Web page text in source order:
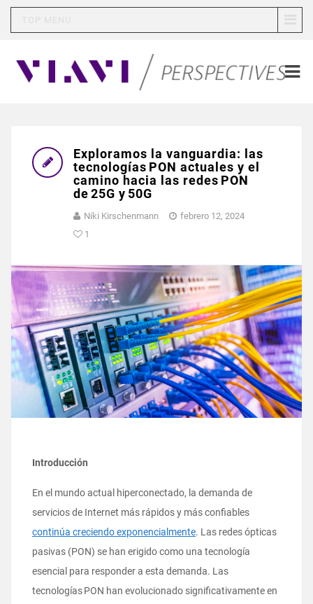
Exploramos la vanguardia: las
tecnologías PON actuales y el
camino hacia las redes PON
de 25G y 50G
Niki Kirschenmann
febrero 12, 2024
1
Introducción
En el mundo actual hiperconectado, la demanda de
servicios de Internet más rápidos y más confiables
continúa creciendo exponencialmente. Las redes ópticas
pasivas (PON) se han erigido como una tecnología
esencial para responder a esta demanda. Las
tecnologías PON han evolucionado significativamente en